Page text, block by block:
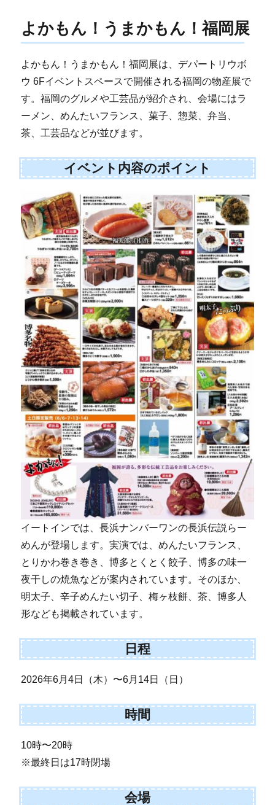
よかもん！うまかもん！福岡展
よかもん！うまかもん！福岡展は、デパートリウボ
ウ 6Fイベントスペースで開催される福岡の物産展で
す。福岡のグルメや工芸品が紹介され、会場にはラ
ーメン、めんたいフランス、菓子、惣菜、弁当、
茶、工芸品などが並びます。
イベント内容のポイント
イートインでは、長浜ナンバーワンの長浜伝説らー
めんが登場します。実演では、めんたいフランス、
とりかわ巻き巻き、博多とくとく餃子、博多の味一
夜干しの焼魚などが案内されています。そのほか、
明太子、辛子めんたい切子、梅ヶ枝餅、茶、博多人
形なども掲載されています。
日程
2026年6月4日（木）〜6月14日（日）
時間
10時〜20時
※最終日は17時閉場
会場